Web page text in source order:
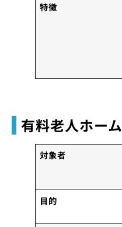
特徴
有料老人ホーム
対象者
目的